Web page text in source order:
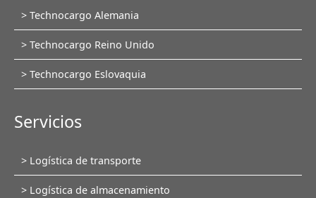
Saltar
navegación
Technocargo Alemania
Technocargo Reino Unido
Technocargo Eslovaquia
Servicios
Saltar
navegación
Logística de transporte
Logística de almacenamiento